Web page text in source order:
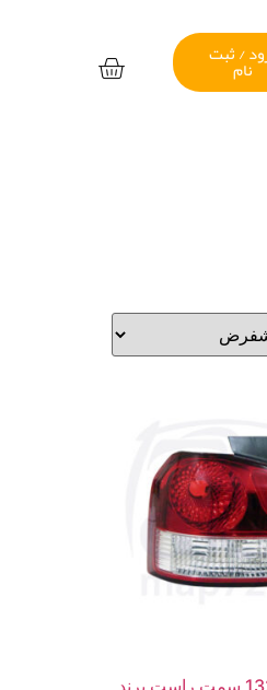
/ ثبتنام
چراغ خطر پراید 132 سمت راست برند